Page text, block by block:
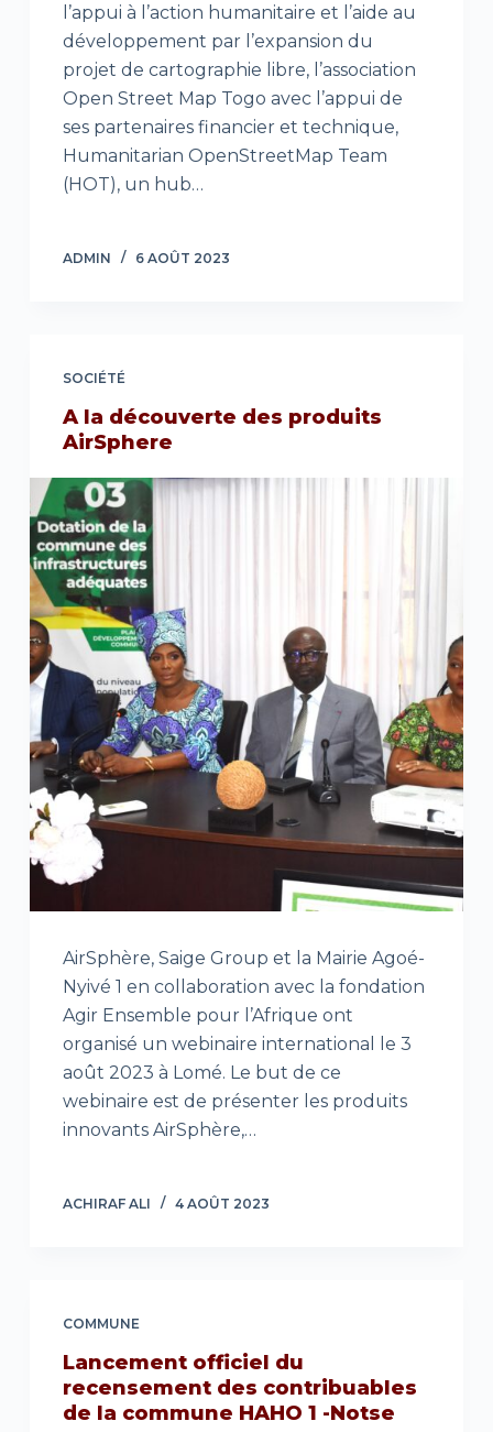
l’appui à l’action humanitaire et l’aide au
développement par l’expansion du
projet de cartographie libre, l’association
Open Street Map Togo avec l’appui de
ses partenaires financier et technique,
Humanitarian OpenStreetMap Team
(HOT), un hub…
ADMIN 6 AOÛT 2023
SOCIÉTÉ
A la découverte des produits
AirSphere
AirSphère, Saige Group et la Mairie Agoé-
Nyivé 1 en collaboration avec la fondation
Agir Ensemble pour l’Afrique ont
organisé un webinaire international le 3
août 2023 à Lomé. Le but de ce
webinaire est de présenter les produits
innovants AirSphère,…
ACHIRAF ALI 4 AOÛT 2023
COMMUNE
Lancement officiel du
recensement des contribuables
de la commune HAHO 1 -Notse